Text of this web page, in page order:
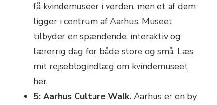
få kvindemuseer i verden, men et af dem
ligger i centrum af Aarhus. Museet
tilbyder en spændende, interaktiv og
lærerrig dag for både store og små. Læs
mit rejseblogindlæg om kvindemuseet
her.
5: Aarhus Culture Walk. Aarhus er en by